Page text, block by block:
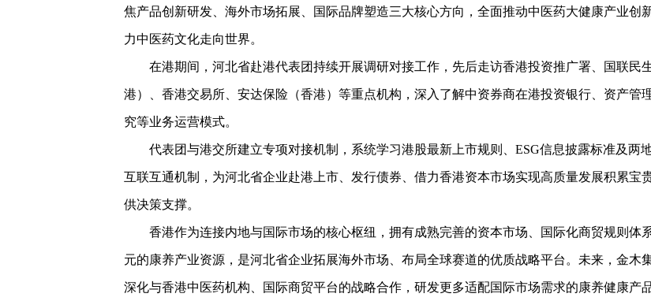
焦产品创新研发、海外市场拓展、国际品牌塑造三大核心方向，全面推动中医药大健康产业创
力中医药文化走向世界。
在港期间，河北省赴港代表团持续开展调研对接工作，先后走访香港投资推广署、国联民
港）、香港交易所、安达保险（香港）等重点机构，深入了解中资券商在港投资银行、资产管
究等业务运营模式。
代表团与港交所建立专项对接机制，系统学习港股最新上市规则、ESG信息披露标准及两
互联互通机制，为河北省企业赴港上市、发行债券、借力香港资本市场实现高质量发展积累宝
供决策支撑。
香港作为连接内地与国际市场的核心枢纽，拥有成熟完善的资本市场、国际化商贸规则体
元的康养产业资源，是河北省企业拓展海外市场、布局全球赛道的优质战略平台。未来，金木
深化与香港中医药机构、国际商贸平台的战略合作，研发更多适配国际市场需求的康养健康产